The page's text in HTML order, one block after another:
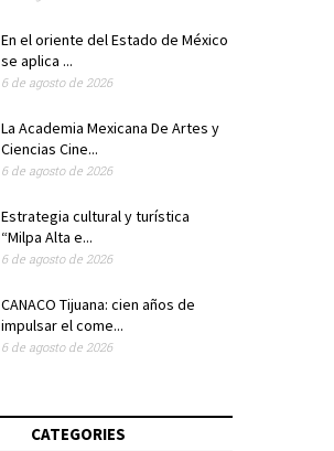
En el oriente del Estado de México
se aplica ...
6 de agosto de 2026
La Academia Mexicana De Artes y
Ciencias Cine...
6 de agosto de 2026
Estrategia cultural y turística
“Milpa Alta e...
6 de agosto de 2026
CANACO Tijuana: cien años de
impulsar el come...
6 de agosto de 2026
CATEGORIES